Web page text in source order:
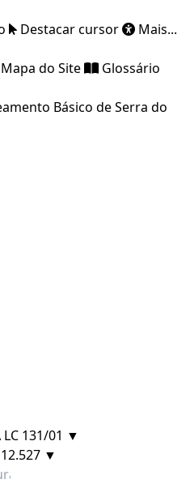
Destacar cursor
Mais...
Mapa do Site Glossário
Básico de Serra do
LC 131/01 ▼
▼